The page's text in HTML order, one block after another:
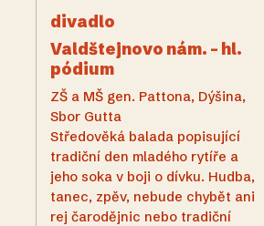
divadlo
Valdštejnovo nám. – hl.
pódium
ZŠ a MŠ gen. Pattona, Dýšina,
Sbor Gutta
Středověká balada popisující
tradiční den mladého rytíře a
jeho soka v boji o dívku. Hudba,
tanec, zpěv, nebude chybět ani
rej čarodějnic nebo tradiční